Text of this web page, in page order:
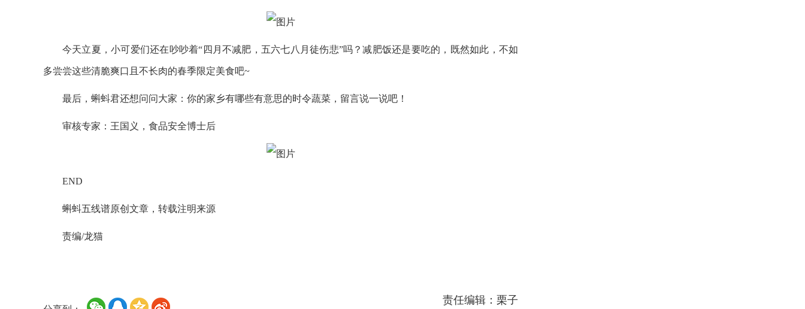
今天立夏，小可爱们还在吵吵着“四月不减肥，五六七八月徒伤悲”吗？减肥饭还是要吃的，既然如此，不如
多尝尝这些清脆爽口且不长肉的春季限定美食吧~
最后，蝌蚪君还想问问大家：你的家乡有哪些有意思的时令蔬菜，留言说一说吧！
审核专家：王国义，食品安全博士后
END
蝌蚪五线谱原创文章，转载注明来源
责编/龙猫
责任编辑：栗子